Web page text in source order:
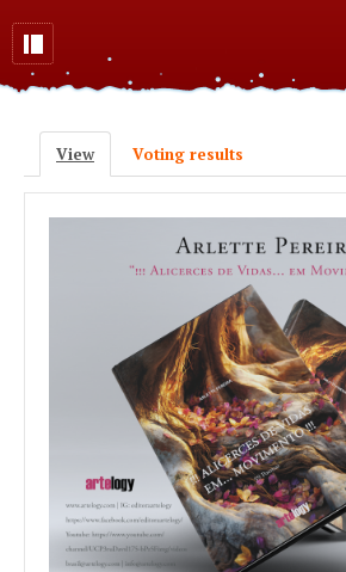
Primary tabs
View(active tab)
Voting results